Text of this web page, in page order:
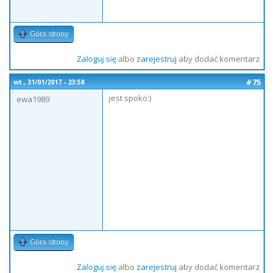
Góra strony
Zaloguj sięalbo zarejestruj aby dodać komentarz
wt., 31/01/2017 - 23:58
#75
ewa1989
jest spoko:)
Góra strony
Zaloguj sięalbo zarejestruj aby dodać komentarz